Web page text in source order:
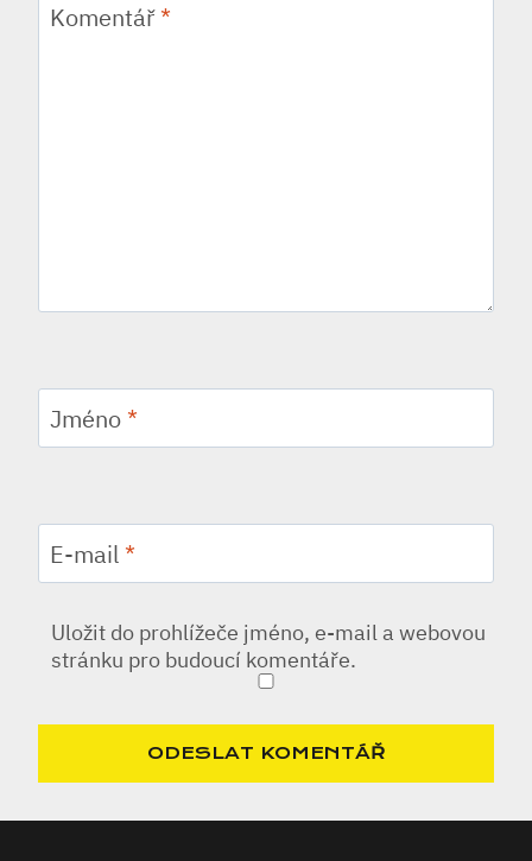
Komentář*
Jméno *
E-mail *
Uložit do prohlížeče jméno, e-mail a webovou
stránku pro budoucí komentáře.